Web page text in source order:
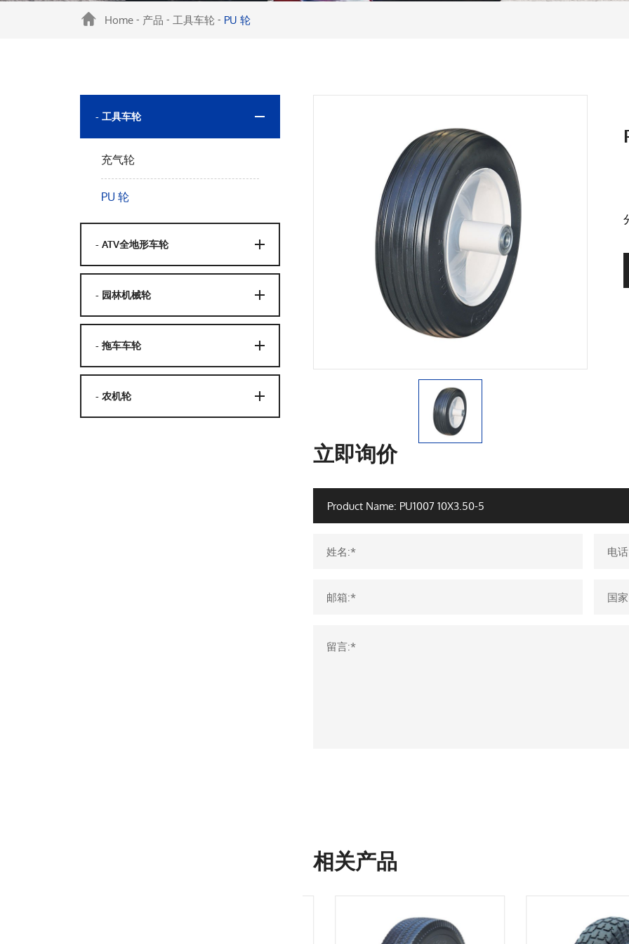
Home - 产品 - 工具车轮 - PU 轮
- 工具车轮
充气轮
PU 轮
- ATV全地形车轮
- 园林机械轮
- 拖车车轮
- 农机轮
立即询价
姓名:* 电
邮箱:* 国
留言:*
相关产品